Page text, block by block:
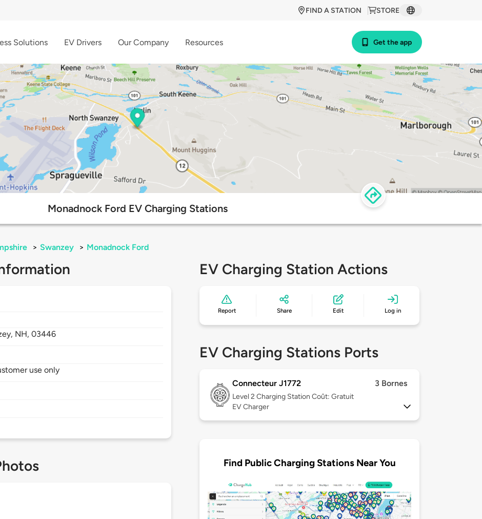
STORE
FIND A STATION
Solutions EV Drivers Our Company Resources Get the app
Monadnock Ford EV Charging Stations
> Swanzey > Monadnock Ford
NH,03446
use only
EV Charging Station Actions
Report Share Edit Log in
EV Charging Stations Ports
Connecteur J1772 3 Bornes
Level 2 Charging Station Coût: Gratuit
EV Charger
Find Public Charging Stations Near You